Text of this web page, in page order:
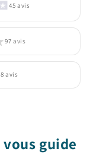
45 avis
97 avis
avis
vous guide